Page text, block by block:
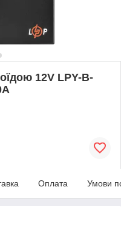
12V LPY-B-
Оплата Умови